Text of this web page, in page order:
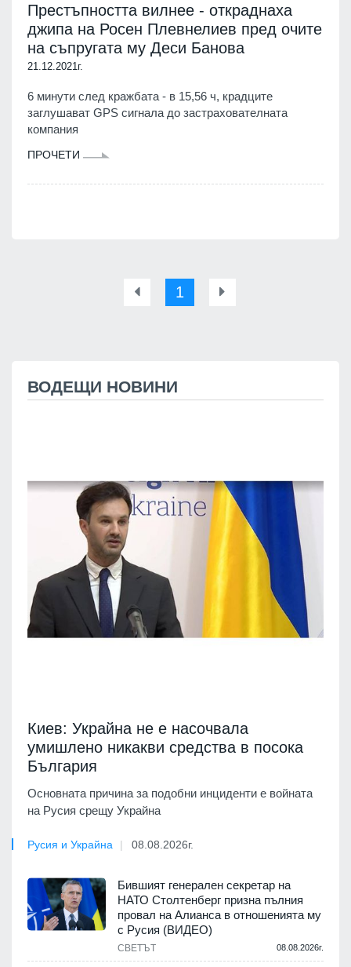
Престъпността вилнее - откраднаха
джипа на Росен Плевнелиев пред очите
на съпругата му Деси Банова
21.12.2021г.
6 минути след кражбата - в 15,56 ч, крадците
заглушават GPS сигнала до застрахователната
компания
ПРОЧЕТИ
1
ВОДЕЩИ НОВИНИ
Киев: Украйна не е насочвала
умишлено никакви средства в посока
България
Основната причина за подобни инциденти е войната
на Русия срещу Украйна
Русия и Украйна 08.08.2026г.
Бившият генерален секретар на
НАТО Столтенберг призна пълния
провал на Алианса в отношенията му
с Русия (ВИДЕО)
СВЕТЪТ 08.08.2026г.